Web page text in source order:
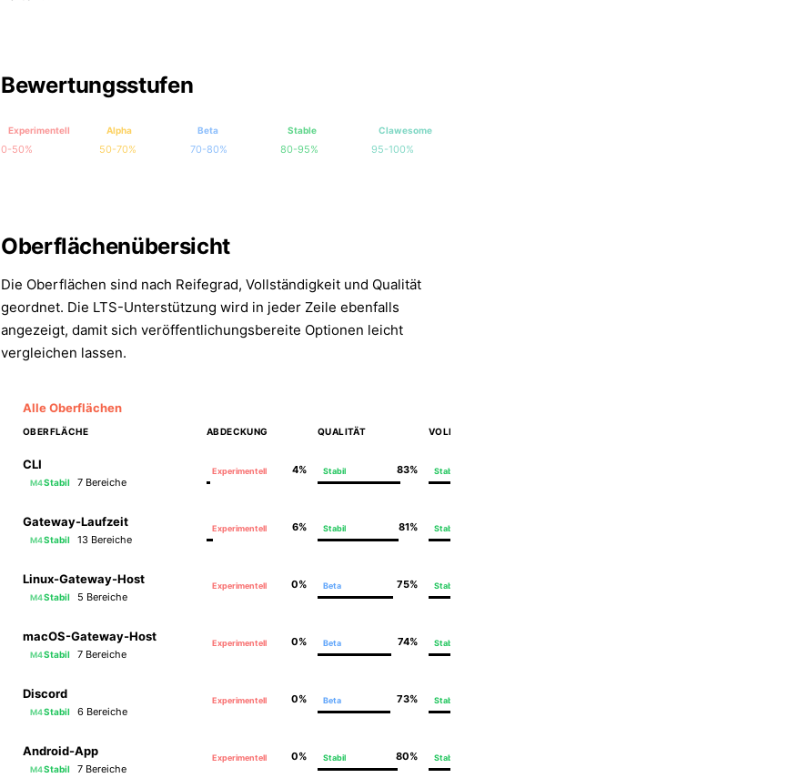
Bewertungsstufen
Experimentell
0-50%
Alpha
50-70%
Beta
70-80%
Stable
80-95%
Clawesome
95-100%
Oberflächenübersicht
Die Oberflächen sind nach Reifegrad, Vollständigkeit und Qualität
geordnet. Die LTS-Unterstützung wird in jeder Zeile ebenfalls
angezeigt, damit sich veröffentlichungsbereite Optionen leicht
vergleichen lassen.
Alle Oberflächen
OBERFLÄCHE ABDECKUNG QUALITÄT VOLLSTÄNDIGKEIT
CLI
M4Stabil 7 Bereiche
Experimentell 4% Stabil 83% Stabil
Gateway-Laufzeit
M4Stabil 13 Bereiche
Experimentell 6% Stabil 81% Stabil
Linux-Gateway-Host
M4Stabil 5 Bereiche
Experimentell 0% Beta 75% Stabil
macOS-Gateway-Host
M4Stabil 7 Bereiche
Experimentell 0% Beta 74% Stabil
Discord
M4Stabil 6 Bereiche
Experimentell 0% Beta 73% Stabil
Android-App
M4Stabil 7 Bereiche
Experimentell 0% Stabil 80% Stabil